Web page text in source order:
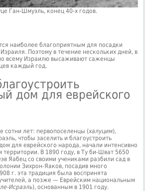
Ган-Шмуэль, конец 40-х годов.
наиболее благоприятным для посадки
Поэтому в течение нескольких дней, в
всему Израилю высаживают саженцы
каждый год.
дом для еврейского
сотни лет: первопоселенцы (халуцим),
чтобы заселить и благоустроить
для еврейского народа, начали интенсивно
территории. В 1890 году, в Ту би-Шват 5650
Яабец со своими учениками разбили сад в
Зихрон-Яаков, посадив много
г. эта традиция была воспринята
а позже — Еврейским национальным
Исраэль), основанным в 1901 году.